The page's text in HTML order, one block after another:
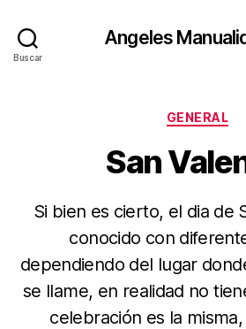
Buscar
Angeles
GENERAL
San
Si bien es cierto, el dia de
conocido con
dependiendo del lugar
se llame, en realidad no
celebración es la